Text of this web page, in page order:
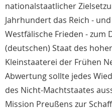
nationalstaatlicher
Jahrhundert das Reich -
Westfälische Frieden - zum
(deutschen) Staat des
Kleinstaaterei der Frühen
Abwertung sollte jedes
des Nicht-Machtstaates
Mission Preußens zur